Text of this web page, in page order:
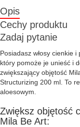
Opis
Cechy produktu
Zadaj pytanie
Posiadasz włosy cienkie
który pomoże je unieść i
zwiększający objętość
Structurizing 200 ml. To
aloesowym.
Zwiększ objętość
Mila Be Art: